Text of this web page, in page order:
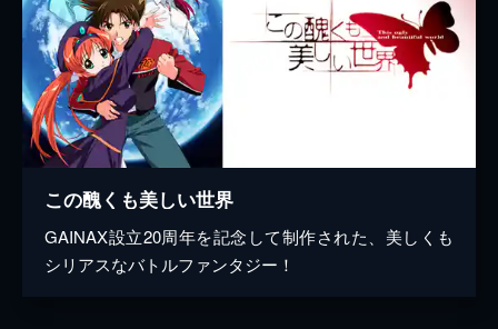
この醜くも美しい世界
GAINAX設立20周年を記念して制作された、美しくも
シリアスなバトルファンタジー！